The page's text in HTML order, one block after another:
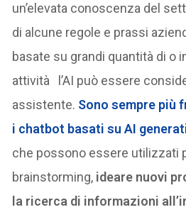
un’elevata conoscenza del
di alcune regole e prassi
basate su grandi quantità di o
attività l’AI può essere
assistente. Sono sempre più
i chatbot basati su AI
che possono essere utilizzati
brainstorming, ideare nuovi
la ricerca di informazioni